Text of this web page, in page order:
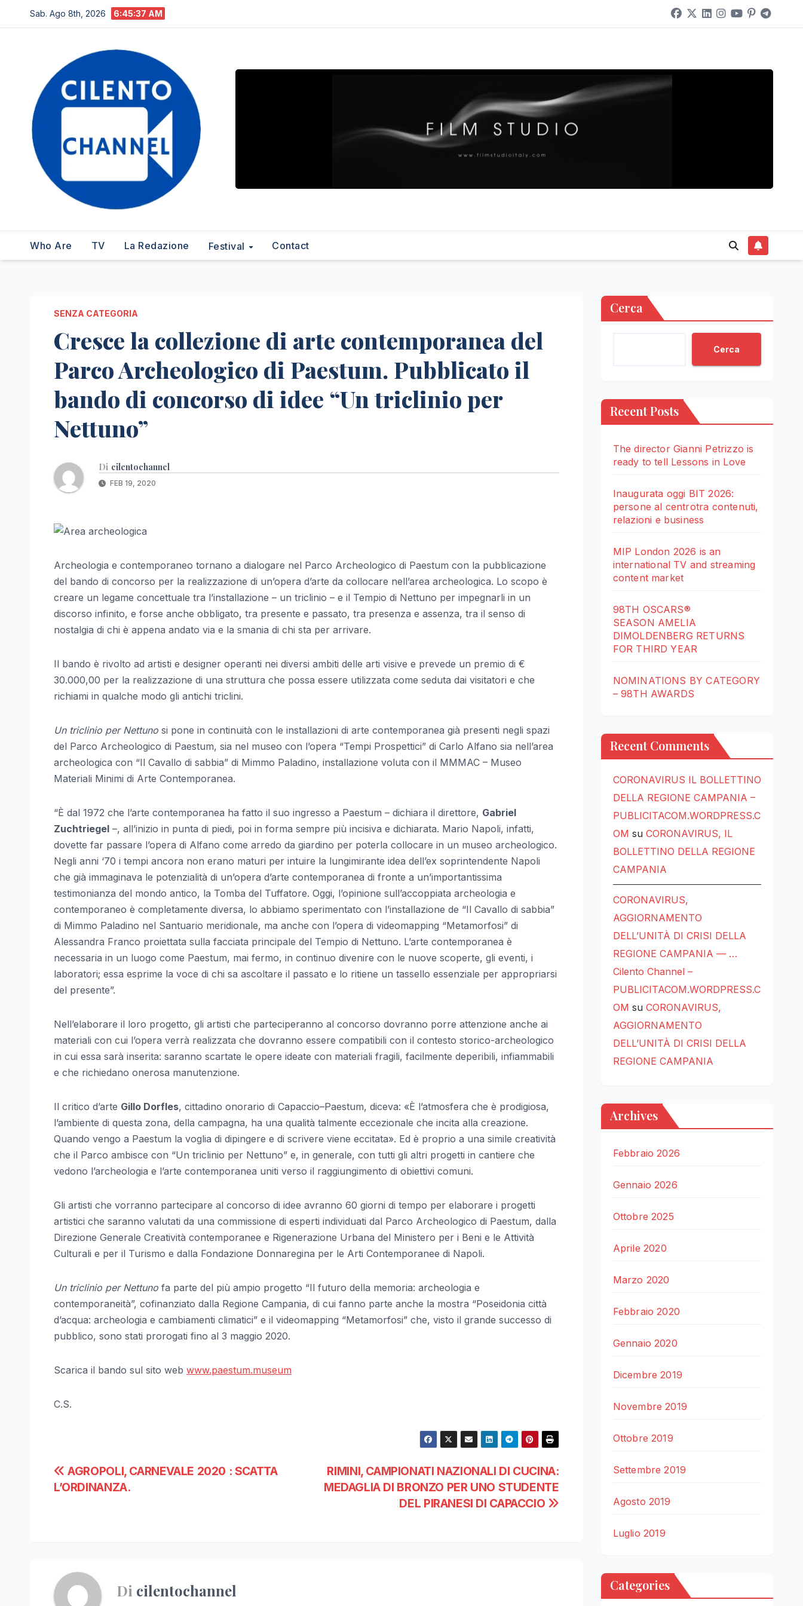
al
Sab. Ago 8th, 2026 6:45:38 AM
Who Are TV La Redazione Festival Contact
SENZA CATEGORIA
Cresce la collezione di arte contemporanea del
Parco Archeologico di Paestum. Pubblicato il
bando di concorso di idee “Un triclinio per
Nettuno”
Di cilentochannel
FEB 19, 2020
Archeologia e contemporaneo tornano a dialogare nel Parco Archeologico di Paestum con la pubblicazione
del bando di concorso per la realizzazione di un’opera d’arte da collocare nell’area archeologica. Lo scopo è
creare un legame concettuale tra l’installazione – un triclinio – e il Tempio di Nettuno per impegnarli in un
discorso infinito, e forse anche obbligato, tra presente e passato, tra presenza e assenza, tra il senso di
nostalgia di chi è appena andato via e la smania di chi sta per arrivare.
Il bando è rivolto ad artisti e designer operanti nei diversi ambiti delle arti visive e prevede un premio di €
30.000,00 per la realizzazione di una struttura che possa essere utilizzata come seduta dai visitatori e che
richiami in qualche modo gli antichi triclini.
Un triclinio per Nettuno si pone in continuità con le installazioni di arte contemporanea già presenti negli spazi
del Parco Archeologico di Paestum, sia nel museo con l’opera “Tempi Prospettici” di Carlo Alfano sia nell’area
archeologica con “Il Cavallo di sabbia” di Mimmo Paladino, installazione voluta con il MMMAC – Museo
Materiali Minimi di Arte Contemporanea.
“È dal 1972 che l’arte contemporanea ha fatto il suo ingresso a Paestum – dichiara il direttore, Gabriel
Zuchtriegel –, all’inizio in punta di piedi, poi in forma sempre più incisiva e dichiarata. Mario Napoli, infatti,
dovette far passare l’opera di Alfano come arredo da giardino per poterla collocare in un museo archeologico.
Negli anni ‘70 i tempi ancora non erano maturi per intuire la lungimirante idea dell’ex soprintendente Napoli
che già immaginava le potenzialità di un’opera d’arte contemporanea di fronte a un’importantissima
testimonianza del mondo antico, la Tomba del Tuffatore. Oggi, l’opinione sull’accoppiata archeologia e
contemporaneo è completamente diversa, lo abbiamo sperimentato con l’installazione de “Il Cavallo di sabbia”
di Mimmo Paladino nel Santuario meridionale, ma anche con l’opera di videomapping “Metamorfosi” di
Alessandra Franco proiettata sulla facciata principale del Tempio di Nettuno. L’arte contemporanea è
necessaria in un luogo come Paestum, mai fermo, in continuo divenire con le nuove scoperte, gli eventi, i
laboratori; essa esprime la voce di chi sa ascoltare il passato e lo ritiene un tassello essenziale per appropriarsi
del presente”.
Nell’elaborare il loro progetto, gli artisti che parteciperanno al concorso dovranno porre attenzione anche ai
materiali con cui l’opera verrà realizzata che dovranno essere compatibili con il contesto storico-archeologico
in cui essa sarà inserita: saranno scartate le opere ideate con materiali fragili, facilmente deperibili, infiammabili
e che richiedano onerosa manutenzione.
Il critico d’arte Gillo Dorfles, cittadino onorario di Capaccio–Paestum, diceva: «È l’atmosfera che è prodigiosa,
l’ambiente di questa zona, della campagna, ha una qualità talmente eccezionale che incita alla creazione.
Quando vengo a Paestum la voglia di dipingere e di scrivere viene eccitata». Ed è proprio a una simile creatività
che il Parco ambisce con “Un triclinio per Nettuno” e, in generale, con tutti gli altri progetti in cantiere che
vedono l’archeologia e l’arte contemporanea uniti verso il raggiungimento di obiettivi comuni.
Gli artisti che vorranno partecipare al concorso di idee avranno 60 giorni di tempo per elaborare i progetti
artistici che saranno valutati da una commissione di esperti individuati dal Parco Archeologico di Paestum, dalla
Direzione Generale Creatività contemporanee e Rigenerazione Urbana del Ministero per i Beni e le Attività
Culturali e per il Turismo e dalla Fondazione Donnaregina per le Arti Contemporanee di Napoli.
Un triclinio per Nettuno fa parte del più ampio progetto “Il futuro della memoria: archeologia e
contemporaneità”, cofinanziato dalla Regione Campania​, di cui fanno parte anche la mostra “Poseidonia città
d’acqua: archeologia e cambiamenti climatici” e il videomapping “Metamorfosi” che, visto il grande successo di
pubblico, sono stati prorogati fino al 3 maggio 2020.
Scarica il bando sul sito web www.paestum.museum
C.S.
Navigazione
articoli
RIMINI, CAMPIONATI NAZIONALI DI CUCINA:
MEDAGLIA DI BRONZO PER UNO STUDENTE
DEL PIRANESI DI CAPACCIO
AGROPOLI, CARNEVALE 2020 : SCATTA
L’ORDINANZA.
Di cilentochannel
Cerca
Cerca
Recent Posts
The director Gianni Petrizzo is
ready to tell Lessons in Love
Inaugurata oggi BIT 2026:
persone al centrotra contenuti,
relazioni e business
MIP London 2026 is an
international TV and streaming
content market
98TH OSCARS®
SEASON AMELIA
DIMOLDENBERG RETURNS
FOR THIRD YEAR
NOMINATIONS BY CATEGORY
– 98TH AWARDS
Recent Comments
CORONAVIRUS IL BOLLETTINO
DELLA REGIONE CAMPANIA –
PUBLICITACOM.WORDPRESS.C
OM su CORONAVIRUS, IL
BOLLETTINO DELLA REGIONE
CAMPANIA
CORONAVIRUS,
AGGIORNAMENTO
DELL’UNITÀ DI CRISI DELLA
REGIONE CAMPANIA — …
Cilento Channel –
PUBLICITACOM.WORDPRESS.C
OM su CORONAVIRUS,
AGGIORNAMENTO
DELL’UNITÀ DI CRISI DELLA
REGIONE CAMPANIA
Archives
Febbraio 2026
Gennaio 2026
Ottobre 2025
Aprile 2020
Marzo 2020
Febbraio 2020
Gennaio 2020
Dicembre 2019
Novembre 2019
Ottobre 2019
Settembre 2019
Agosto 2019
Luglio 2019
Categories